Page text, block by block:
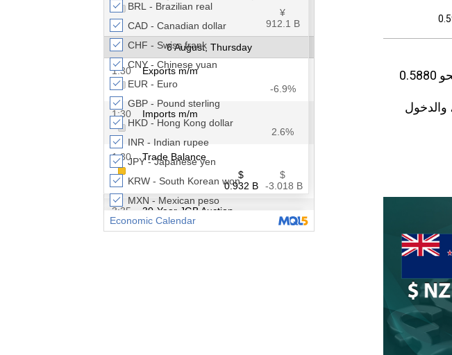
الزخم الهابط في قمته حاليًا، وكسر الدعم 0.5904 قد يكون بداية لانهيار أوسع نحو 0.5880
والدخول